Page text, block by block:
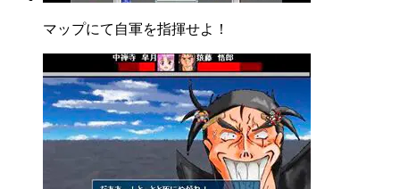
マップにて自軍を指揮せよ！